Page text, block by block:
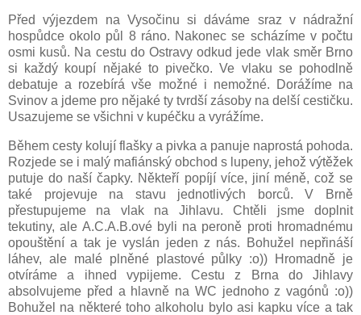
Před výjezdem na Vysočinu si dáváme sraz v nádražní
hospůdce okolo půl 8 ráno. Nakonec se scházíme v počtu
osmi kusů. Na cestu do Ostravy odkud jede vlak směr Brno
si každý koupí nějaké to pivečko. Ve vlaku se pohodlně
debatuje a rozebírá vše možné i nemožné. Dorážíme na
Svinov a jdeme pro nějaké ty tvrdší zásoby na delší cestičku.
Usazujeme se všichni v kupéčku a vyrážíme.
Během cesty kolují flašky a pivka a panuje naprostá pohoda.
Rozjede se i malý mafiánský obchod s lupeny, jehož výtěžek
putuje do naší čapky. Někteří popíjí více, jiní méně, což se
také projevuje na stavu jednotlivých borců. V Brně
přestupujeme na vlak na Jihlavu. Chtěli jsme doplnit
tekutiny, ale A.C.A.B.ové byli na peroně proti hromadnému
opouštění a tak je vyslán jeden z nás. Bohužel nepřináší
láhev, ale malé plněné plastové půlky :o)) Hromadně je
otvíráme a ihned vypijeme. Cestu z Brna do Jihlavy
absolvujeme před a hlavně na WC jednoho z vagónů :o))
Bohužel na některé toho alkoholu bylo asi kapku více a tak